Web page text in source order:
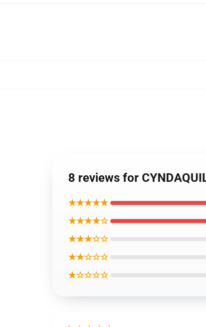
8 reviews for
★★★★★
★★★★☆
★★★☆☆
★★☆☆☆
★☆☆☆☆